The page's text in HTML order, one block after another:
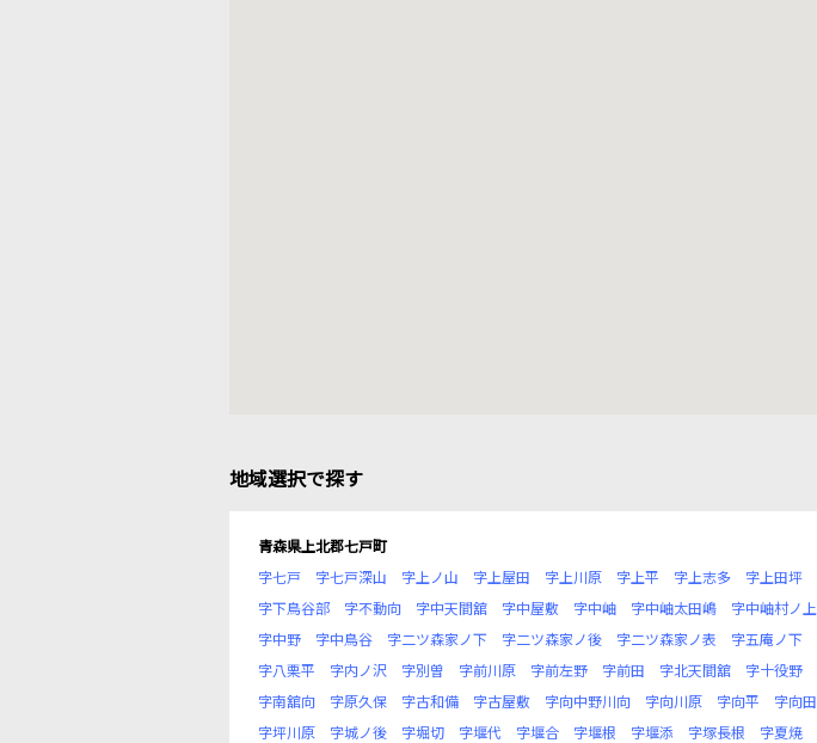
地域選択で探す
青森県上北郡七戸町
字七戸
字七戸深山 字上ノ山 字上屋田 字上川原 字上平 字上志多 字上田坪
字下鳥谷部
字不動向 字中天間舘 字中屋敷 字中岫 字中岫太田嶋 字中岫村ノ上
字中野
字中鳥谷 字二ツ森家ノ下 字二ツ森家ノ後 字二ツ森家ノ表 字五庵ノ下
字八栗平
字内ノ沢 字別曽 字前川原 字前左野 字前田 字北天間舘 字十役野
字南舘向
字原久保 字古和備 字古屋敷 字向中野川向 字向川原 字向平 字向田
字坪川原
字城ノ後 字堀切 字堰代 字堰合 字堰根 字堰添 字塚長根 字夏焼